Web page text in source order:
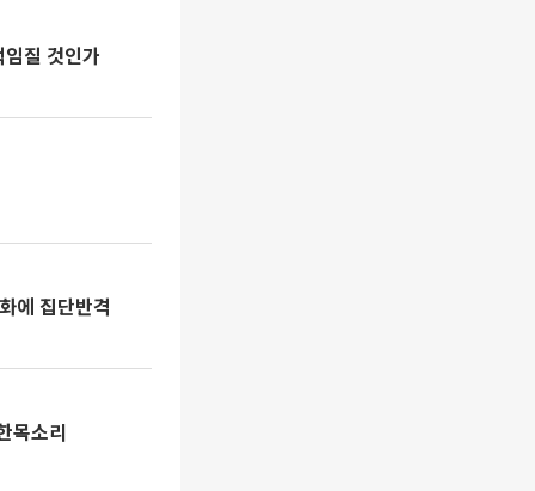
질 것인가
에 집단반격
목소리